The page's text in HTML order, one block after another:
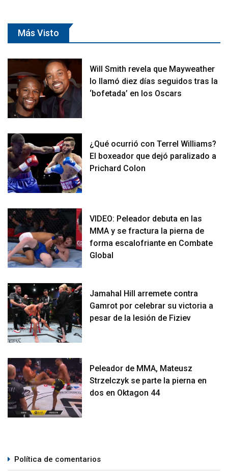
Más Visto
Will Smith revela que Mayweather
lo llamó diez días seguidos tras la
‘bofetada’ en los Oscars
¿Qué ocurrió con Terrel Williams?
El boxeador que dejó paralizado a
Prichard Colon
VIDEO: Peleador debuta en las
MMA y se fractura la pierna de
forma escalofriante en Combate
Global
Jamahal Hill arremete contra
Gamrot por celebrar su victoria a
pesar de la lesión de Fiziev
Peleador de MMA, Mateusz
Strzelczyk se parte la pierna en
dos en Oktagon 44
Política de comentarios